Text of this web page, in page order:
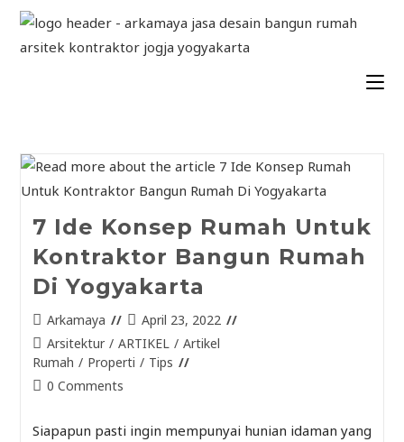
7 Ide Konsep Rumah Untuk
Kontraktor Bangun Rumah
Di Yogyakarta
Arkamaya
April 23, 2022
Arsitektur / ARTIKEL / Artikel
Rumah / Properti / Tips
0 Comments
Siapapun pasti ingin mempunyai hunian idaman yang